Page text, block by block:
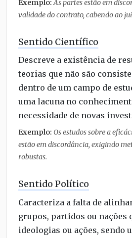
Exemplo:As partes estão em
validade do contrato, cabendo ao
Sentido Científico
Descreve a existência de
teorias que não são
dentro de um campo de
uma lacuna no
necessidade de novas
Exemplo: Os estudos sobre a
estão em discordância, exigindo
robustas.
Sentido Político
Caracteriza a falta de
grupos, partidos ou nações
ideologias ou ações, sendo